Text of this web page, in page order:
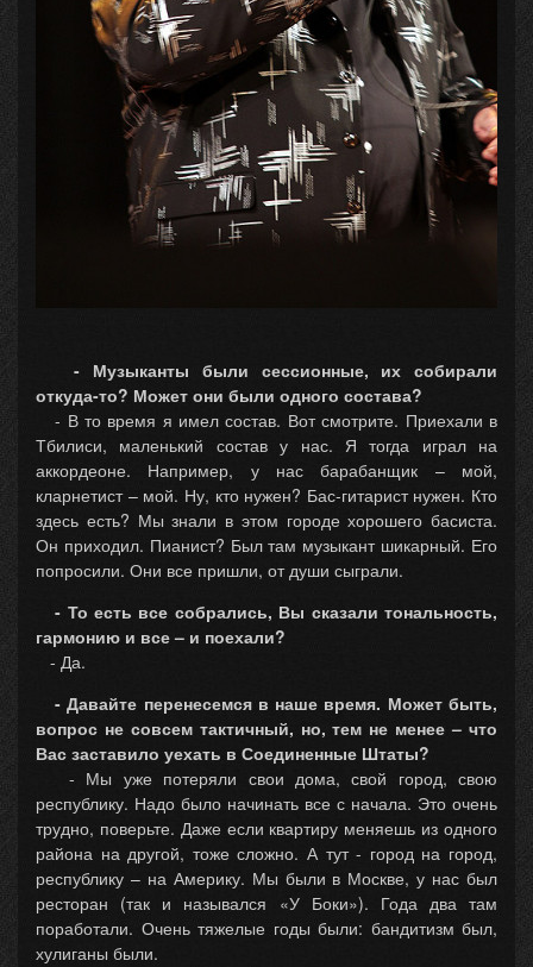
- Музыканты были сессионные, их собирали
откуда-то? Может они были одного состава?
- В то время я имел состав. Вот смотрите. Приехали в
Тбилиси, маленький состав у нас. Я тогда играл на
аккордеоне. Например, у нас барабанщик – мой,
кларнетист – мой. Ну, кто нужен? Бас-гитарист нужен. Кто
здесь есть? Мы знали в этом городе хорошего басиста.
Он приходил. Пианист? Был там музыкант шикарный. Его
попросили. Они все пришли, от души сыграли.
- То есть все собрались, Вы сказали тональность,
гармонию и все – и поехали?
- Да.
- Давайте перенесемся в наше время. Может быть,
вопрос не совсем тактичный, но, тем не менее – что
Вас заставило уехать в Соединенные Штаты?
- Мы уже потеряли свои дома, свой город, свою
республику. Надо было начинать все с начала. Это очень
трудно, поверьте. Даже если квартиру меняешь из одного
района на другой, тоже сложно. А тут - город на город,
республику – на Америку. Мы были в Москве, у нас был
ресторан (так и назывался «У Боки»). Года два там
поработали. Очень тяжелые годы были: бандитизм был,
хулиганы были.